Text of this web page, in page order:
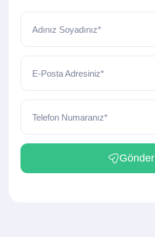
Adınız Soyadınız*
E-Posta Adresiniz*
Telefon Numaranız*
Gönder